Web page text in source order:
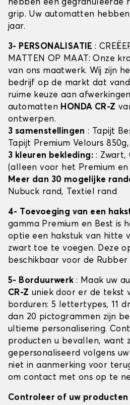
hebben een gegranuleerde
grip. Uw automatten
jaar.
3- PERSONALISATIE:
MATTEN OP MAAT: Onze
van ons maatwerk. Wij zijn
bedrijf op de markt dat
ruime keuze aan
automatten HONDA CR-Z
ontwerpen.
3 samenstellingen : Tapijt
Tapijt Premium Velours
3 kleuren bekleding: : Zwart,
(alleen voor het Premium en
Meer dan 30 mogelijke
Nubuck rand, Textiel rand
4- Toevoeging van een
gamma Premium en Best is
optie een hakstuk van hitte
zwart toe te voegen. Deze
beschikbaar voor de Rubber
5- Borduurwerk : Maak uw
CR-Z uniek door er de tekst
borduren: 5 lettertypes, 11
dan 20 pictogrammen zijn
ultieme personalisering.
producten u bevallen, want
gepersonaliseerd volgens
niet in aanmerking voor
om contact met ons op te
Controleer of uw producten